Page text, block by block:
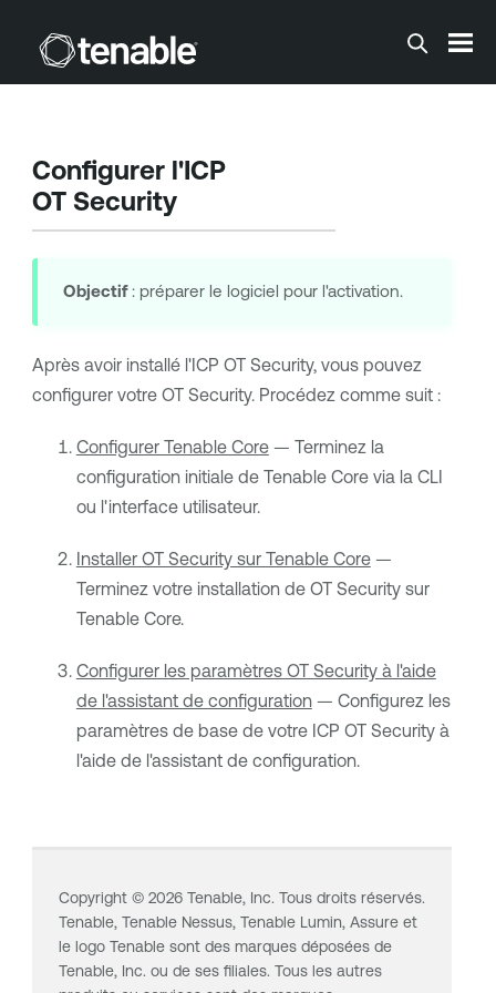
Passer au contenu principal
Configurer l'ICP
OT Security
Objectif: préparer le logiciel pour l'activation.
Après avoir installé l'ICP OT Security, vous pouvez
configurer votre OT Security. Procédez comme suit :
Configurer Tenable Core— Terminez la
configuration initiale de Tenable Corevia la CLI
ou l'interface utilisateur.
Installer OT Security sur Tenable Core—
Terminez votre installation de OT Securitysur
Tenable Core.
Configurer les paramètres OT Security à l'aide
de l'assistant de configuration— Configurez les
paramètres de base de votre ICP OT Securityà
l'aide de l'assistant de configuration.
Copyright © 2026Tenable, Inc. Tous droits réservés.
Tenable, Tenable Nessus, Tenable Lumin, Assure et
le logo Tenable sont des marques déposées de
Tenable, Inc. ou de ses filiales. Tous les autres